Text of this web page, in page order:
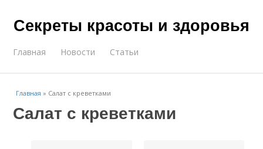
Секреты красоты и здоровья
Главная Новости Статьи
Главная » Салат с креветками
Салат с креветками